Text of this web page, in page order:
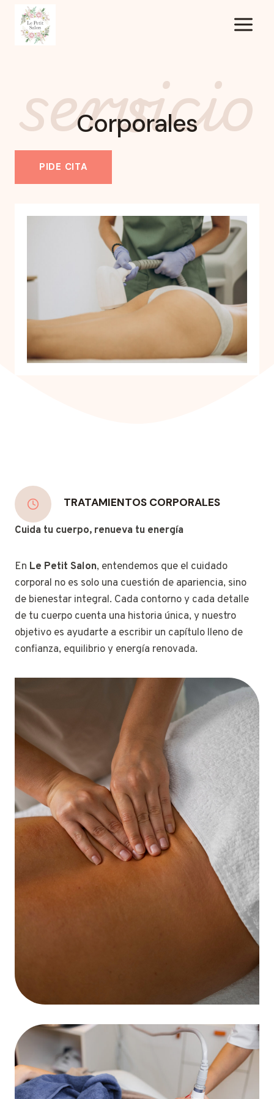
Saltar
contenido
servicios
Corporales
PIDE CITA
TRATAMIENTOS CORPORALES
Cuida tu cuerpo, renueva tu energía
En Le Petit Salon, entendemos que el cuidado
corporal no es solo una cuestión de apariencia, sino
de bienestar integral. Cada contorno y cada detalle
de tu cuerpo cuenta una historia única, y nuestro
objetivo es ayudarte a escribir un capítulo lleno de
confianza, equilibrio y energía renovada.